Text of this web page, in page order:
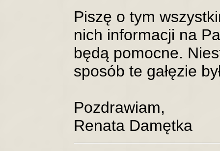
Piszę o tym
nich informacji na
będą pomocne.
sposób te gałęzie
Pozdrawiam,
Renata Damętka